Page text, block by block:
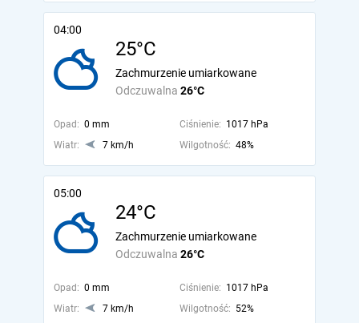
04:00
25°C
Odczuwalna 26°C
Zachmurzenie umiarkowane
Opad: 0 mm Ciśnienie: 1017 hPa
Wiatr:
7 km/h Wilgotność: 48%
05:00
24°C
Odczuwalna 26°C
Zachmurzenie umiarkowane
Opad: 0 mm Ciśnienie: 1017 hPa
Wiatr:
7 km/h Wilgotność: 52%